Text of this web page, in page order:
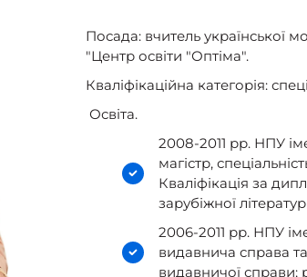
Посада: вчитель української
"Центр освіти "Оптіма".
Кваліфікаційна категорія:
Освіта.
2008-2011 рр. НПУ
магістр,
Кваліфікація за
зарубіжної
2006-2011 рр. НПУ
видавнича справа
видавничої справи;